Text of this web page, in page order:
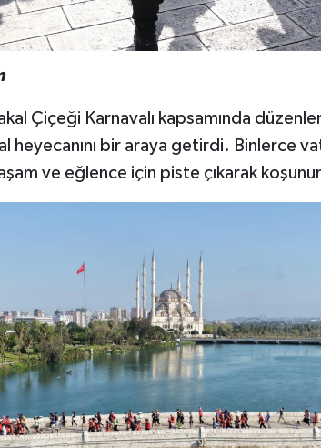
Çiçeği Karnavalı kapsamında
heyecanını bir araya getirdi. Binlerce
ve eğlence için piste çıkarak